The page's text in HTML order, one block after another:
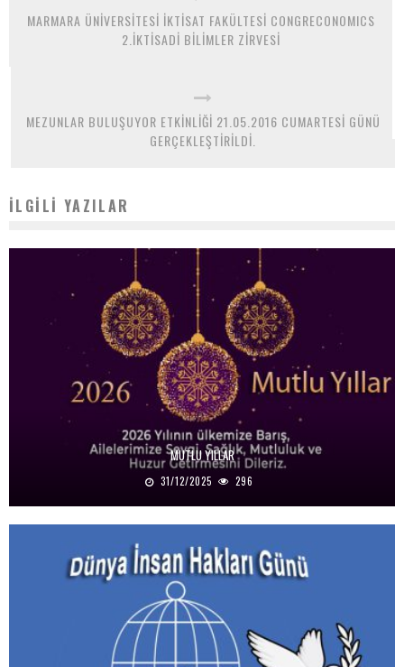
MARMARA ÜNİVERSİTESİ İKTİSAT FAKÜLTESİ CONGRECONOMICS
2.İKTİSADİ BİLİMLER ZİRVESİ
MEZUNLAR BULUŞUYOR ETKİNLİĞİ 21.05.2016 CUMARTESİ GÜNÜ
GERÇEKLEŞTİRİLDİ.
İLGILI YAZILAR
MUTLU YILLAR
31/12/2025 296